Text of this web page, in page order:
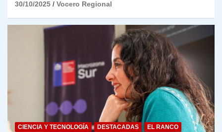
30/10/2025 Vocero Regional
CIENCIA Y TECNOLOGÍA DESTACADAS
EL RANCO